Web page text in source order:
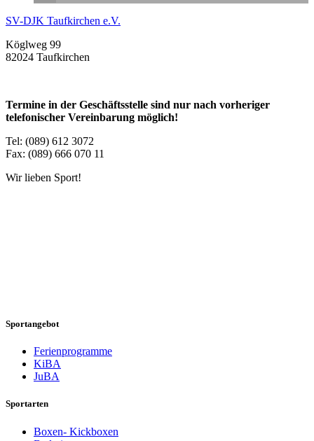
SV-DJK Taufkirchen e.V.
Köglweg 99
82024 Taufkirchen
Termine in der Geschäftsstelle sind nur nach vorheriger
telefonischer Vereinbarung möglich!
Tel: (089) 612 3072
Fax: (089) 666 070 11
Wir lieben Sport!
Sportangebot
Ferienprogramme
KiBA
JuBA
Sportarten
Boxen- Kickboxen